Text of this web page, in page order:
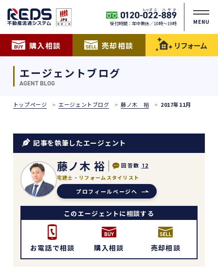
受付時間：年中無休／10時〜19時 MENU
購入相談 売却相談 リフォーム
エージェントブログ
AGENT BLOG
トップページ エージェントブログ 藤ノ木 裕 2017年11月
記事を執筆したエージェント
藤ノ木 裕 回答数 12
宅建士・リフォームスタイリスト
プロフィールページへ
このエージェントに相談する
お電話で相談 購入相談 売却相談